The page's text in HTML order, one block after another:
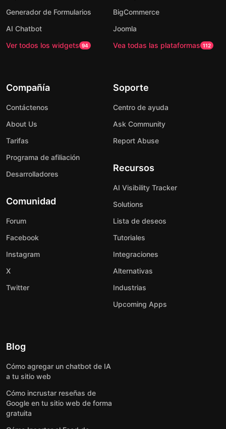
Generador de Formularios
AI Chatbot
Ver todos los widgets 94
BigCommerce
Joomla
Vea todas las plataformas 112
Compañía
Contáctenos
About Us
Tarifas
Programa de afiliación
Desarrolladores
Comunidad
Forum
Facebook
Instagram
X
Twitter
Soporte
Centro de ayuda
Ask Community
Report Abuse
Recursos
AI Visibility Tracker
Solutions
Lista de deseos
Tutoriales
Integraciones
Alternativas
Industrias
Upcoming Apps
Blog
Cómo agregar un chatbot de IA
a tu sitio web
Cómo incrustar reseñas de
Google en tu sitio web de forma
gratuita